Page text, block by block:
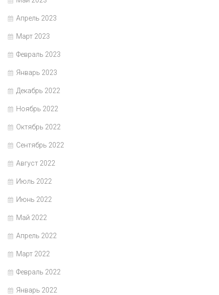
Апрель 2023
Март 2023
Февраль 2023
Январь 2023
Декабрь 2022
Ноябрь 2022
Октябрь 2022
Сентябрь 2022
Август 2022
Июль 2022
Июнь 2022
Май 2022
Апрель 2022
Март 2022
Февраль 2022
Январь 2022